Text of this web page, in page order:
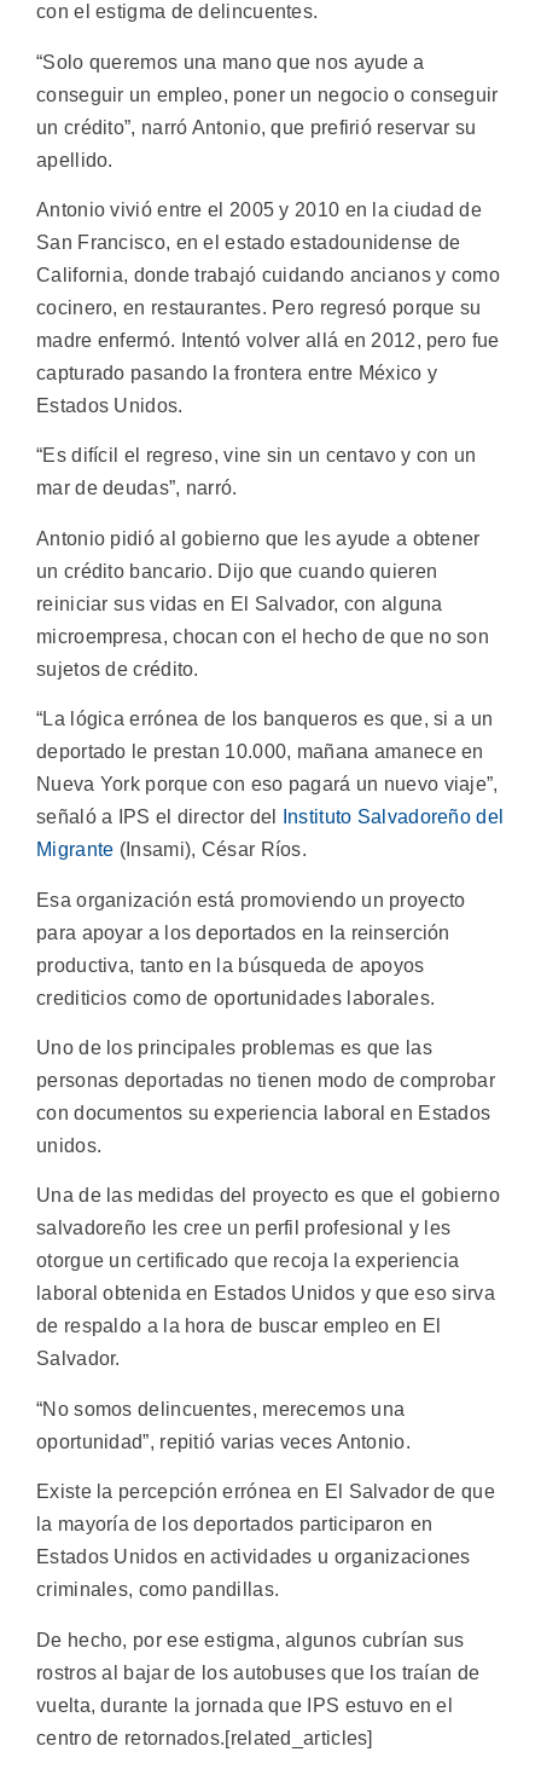
con el estigma de delincuentes.
“Solo queremos una mano que nos ayude a
conseguir un empleo, poner un negocio o conseguir
un crédito”, narró Antonio, que prefirió reservar su
apellido.
Antonio vivió entre el 2005 y 2010 en la ciudad de
San Francisco, en el estado estadounidense de
California, donde trabajó cuidando ancianos y como
cocinero, en restaurantes. Pero regresó porque su
madre enfermó. Intentó volver allá en 2012, pero fue
capturado pasando la frontera entre México y
Estados Unidos.
“Es difícil el regreso, vine sin un centavo y con un
mar de deudas”, narró.
Antonio pidió al gobierno que les ayude a obtener
un crédito bancario. Dijo que cuando quieren
reiniciar sus vidas en El Salvador, con alguna
microempresa, chocan con el hecho de que no son
sujetos de crédito.
“La lógica errónea de los banqueros es que, si a un
deportado le prestan 10.000, mañana amanece en
Nueva York porque con eso pagará un nuevo viaje”,
señaló a IPS el director del
Instituto Salvadoreño del
Migrante (Insami), César Ríos.
Esa organización está promoviendo un proyecto
para apoyar a los deportados en la reinserción
productiva, tanto en la búsqueda de apoyos
crediticios como de oportunidades laborales.
Uno de los principales problemas es que las
personas deportadas no tienen modo de comprobar
con documentos su experiencia laboral en Estados
unidos.
Una de las medidas del proyecto es que el gobierno
salvadoreño les cree un perfil profesional y les
otorgue un certificado que recoja la experiencia
laboral obtenida en Estados Unidos y que eso sirva
de respaldo a la hora de buscar empleo en El
Salvador.
“No somos delincuentes, merecemos una
oportunidad”, repitió varias veces Antonio.
Existe la percepción errónea en El Salvador de que
la mayoría de los deportados participaron en
Estados Unidos en actividades u organizaciones
criminales, como pandillas.
De hecho, por ese estigma, algunos cubrían sus
rostros al bajar de los autobuses que los traían de
vuelta, durante la jornada que IPS estuvo en el
centro de retornados.[related_articles]